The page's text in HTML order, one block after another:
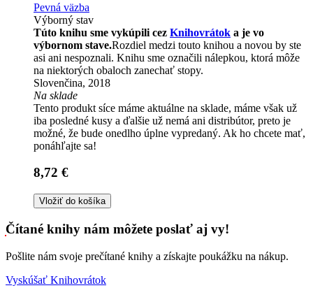
Pevná väzba
Výborný stav
Túto knihu sme vykúpili cez Knihovrátok a je vo
výbornom stave.Rozdiel medzi touto knihou a novou by ste
asi ani nespoznali. Knihu sme označili nálepkou, ktorá môže
na niektorých obaloch zanechať stopy.
Slovenčina, 2018
Na sklade
Tento produkt síce máme aktuálne na sklade, máme však už
iba posledné kusy a ďalšie už nemá ani distribútor, preto je
možné, že bude onedlho úplne vypredaný. Ak ho chcete mať,
ponáhľajte sa!
8,72 €
Vložiť do košíka
Čítané knihy nám môžete poslať aj vy!
Pošlite nám svoje prečítané knihy a získajte poukážku na nákup.
Vyskúšať Knihovrátok